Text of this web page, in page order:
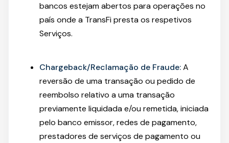
bancos estejam abertos para operações no
país onde a TransFi presta os respetivos
Serviços.
Chargeback/Reclamação de Fraude:A
reversão de uma transação ou pedido de
reembolso relativo a uma transação
previamente liquidada e/ou remetida, iniciada
pelo banco emissor, redes de pagamento,
prestadores de serviços de pagamento ou